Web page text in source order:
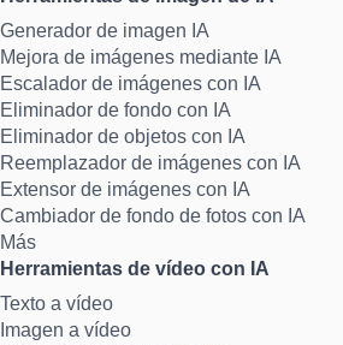
Generador de imagen IA
Mejora de imágenes mediante IA
Escalador de imágenes con IA
Eliminador de fondo con IA
Eliminador de objetos con IA
Reemplazador de imágenes con IA
Extensor de imágenes con IA
Cambiador de fondo de fotos con IA
Más
Herramientas de vídeo con IA
Texto a vídeo
Imagen a vídeo